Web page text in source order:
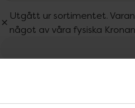
Utgått ur sortimentet.
något av våra fysiska